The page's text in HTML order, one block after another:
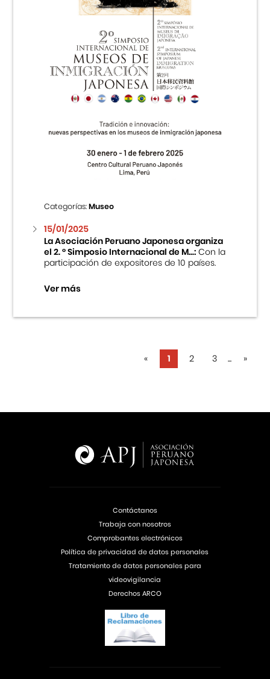
Categorías:Museo
15/01/2025
La Asociación Peruano Japonesa organiza
el 2. ° Simposio Internacional de M...:Con la
participación de expositores de 10 países.
Ver más
« 1 2 3 ... »
Contáctanos
Trabaja con nosotros
Comprobantes electrónicos
Política de privacidad de datos personales
Tratamiento de datos personales para
videovigilancia
Derechos ARCO